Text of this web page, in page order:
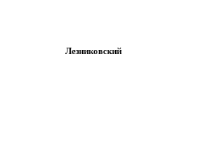
Лезниковский